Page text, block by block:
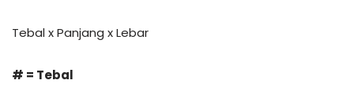
Tebal x Panjang x Lebar
# = Tebal